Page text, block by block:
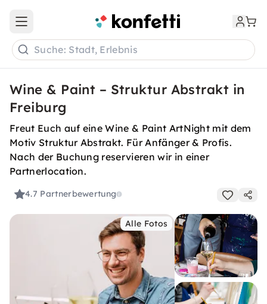
Open main menu
Suche: Stadt, Erlebnis
Wine & Paint – Struktur Abstrakt in
Freiburg
Freut Euch auf eine Wine & Paint ArtNight mit dem
Motiv Struktur Abstrakt. Für Anfänger & Profis.
Nach der Buchung reservieren wir in einer
Partnerlocation.
4.7 Partnerbewertung
Alle Fotos